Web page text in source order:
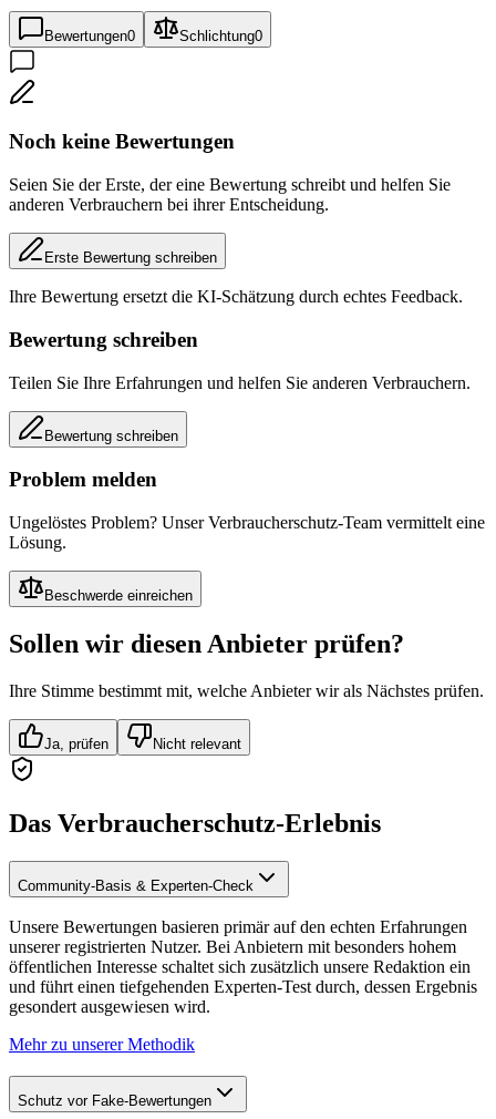
Bewertungen0 Schlichtung0
Noch keine Bewertungen
Seien Sie der Erste, der eine Bewertung schreibt und helfen Sie
anderen Verbrauchern bei ihrer Entscheidung.
Erste Bewertung schreiben
Ihre Bewertung ersetzt die KI-Schätzung durch echtes Feedback.
Bewertung schreiben
Teilen Sie Ihre Erfahrungen und helfen Sie anderen Verbrauchern.
Bewertung schreiben
Problem melden
Ungelöstes Problem? Unser Verbraucherschutz-Team vermittelt eine
Lösung.
Beschwerde einreichen
Sollen wir diesen Anbieter prüfen?
Ihre Stimme bestimmt mit, welche Anbieter wir als Nächstes prüfen.
Ja, prüfen Nicht relevant
Das Verbraucherschutz-Erlebnis
Community-Basis & Experten-Check
Unsere Bewertungen basieren primär auf den echten Erfahrungen
unserer registrierten Nutzer. Bei Anbietern mit besonders hohem
öffentlichen Interesse schaltet sich zusätzlich unsere Redaktion ein
und führt einen tiefgehenden Experten-Test durch, dessen Ergebnis
gesondert ausgewiesen wird.
Mehr zu unserer Methodik
Schutz vor Fake-Bewertungen